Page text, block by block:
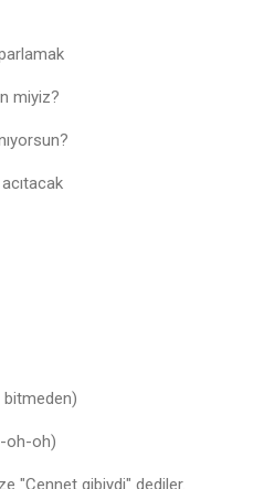
parlamak
miyiz?
bitmeden)
oh-oh)
"Cennet gibiydi" dediler.